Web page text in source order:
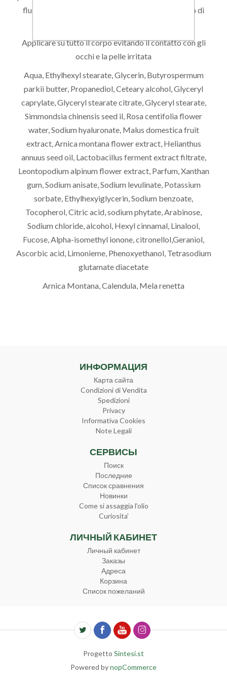
fluido tonificante è perfetto e delicato su ogni tipo di
Applicare su tutto il corpo evitando il contatto con gli
occhi e la pelle irritata
Aqua, Ethylhexyl stearate, Glycerin, Butyrospermum
parkii butter, Propanediol, Ceteary alcohol, Glyceryl
caprylate, Glyceryl stearate citrate, Glyceryl stearate,
Simmondsia chinensis seed il, Rosa centifolia flower
water, Sodium hyaluronate, Malus domestica fruit
extract, Arnica montana flower extract, Helianthus
annuus seed oil, Lactobacillus ferment extract filtrate,
Leontopodium alpinum flower extract, Parfum, Xanthan
gum, Sodium anisate, Sodium levulinate, Potassium
sorbate, Ethylhexyiglycerin, Sodium benzoate,
Tocopherol, Citric acid, sodium phytate, Arabinose,
Sodium chloride, alcohol, Hexyl cinnamal, Linalool,
Fucose, Alpha-isomethyl ionone, citronellol,Geraniol,
Ascorbic acid, Limonieme, Phenoxyethanol, Tetrasodium
glutamate diacetate
Arnica Montana,Calendula, Mela renetta
ИНФОРМАЦИЯ
Карта сайта
Condizioni di Vendita
Spedizioni
Privacy
Informativa Cookies
Note Legali
СЕРВИСЫ
Поиск
Последние
Список сравнения
Новинки
Come si assaggia l'olio
Curiosita'
ЛИЧНЫЙ КАБИНЕТ
Личный кабинет
Заказы
Адреса
Корзина
Список пожеланий
Progetto Sintesi.st
Powered bynopCommerce